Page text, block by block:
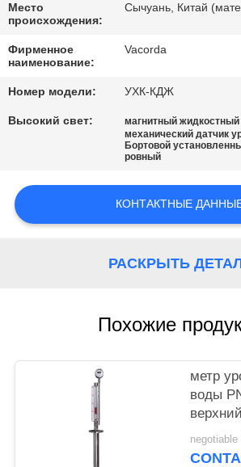
СВЯЖИТЕСЬ
МЫ
СПРОСИТЕ
КАРТА
САЙТА
Место
происхождения:
Сычуань, Китай
Фирменное
наименование:
Vacorda
Номер модели: УХК-КДЖ
Высокий свет: магнитный жидкостный
механический датчик
Бортовой
ровный
КОНТАКТНЫЕ
РАСКРЫТЬ
Похожие
метр
воды
верхний